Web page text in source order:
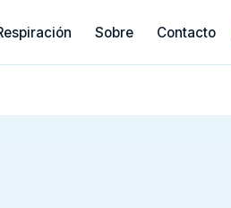
Sobre Contacto